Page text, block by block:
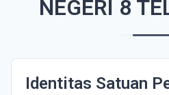
NEGERI 8
Identitas Satuan